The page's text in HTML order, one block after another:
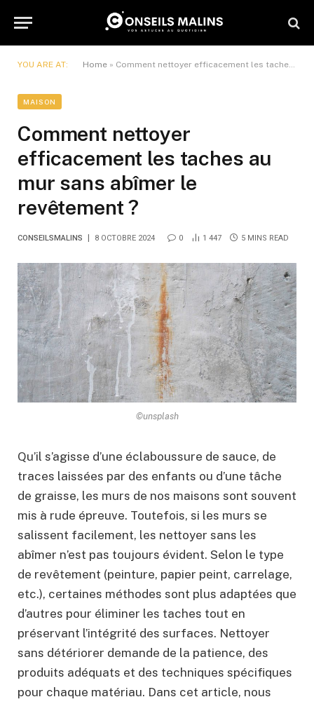
YOU ARE AT: Home » Comment nettoyer efficacement les taches au mur sans abîmer le revêtement ?
MAISON
Comment nettoyer
efficacement les taches au
mur sans abîmer le
revêtement ?
CONSEILSMALINS 8 OCTOBRE 2024 0 1 447 5 MINS READ
©unsplash
Qu’il s’agisse d’une éclaboussure de sauce, de
traces laissées par des enfants ou d’une tâche
de graisse, les murs de nos maisons sont souvent
mis à rude épreuve. Toutefois, si les murs se
salissent facilement, les nettoyer sans les
abîmer n’est pas toujours évident. Selon le type
de revêtement (peinture, papier peint, carrelage,
etc.), certaines méthodes sont plus adaptées que
d’autres pour éliminer les taches tout en
préservant l’intégrité des surfaces. Nettoyer
sans détériorer demande de la patience, des
produits adéquats et des techniques spécifiques
pour chaque matériau. Dans cet article, nous